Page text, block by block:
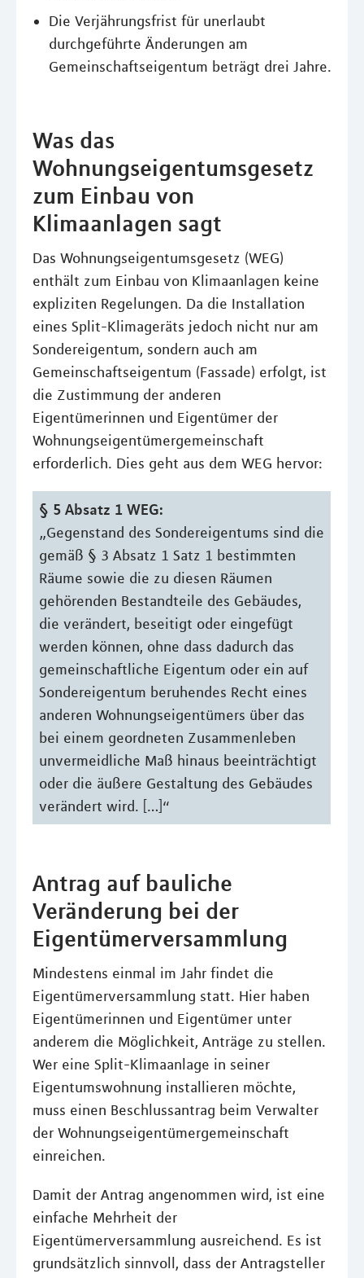
Die Verjährungsfrist für unerlaubt
durchgeführte Änderungen am
Gemeinschaftseigentum beträgt drei Jahre.
Was das
Wohnungseigentumsgesetz
zum Einbau von
Klimaanlagen sagt
Das Wohnungseigentumsgesetz (WEG)
enthält zum Einbau von Klimaanlagen keine
expliziten Regelungen. Da die Installation
eines Split-Klimageräts jedoch nicht nur am
Sondereigentum, sondern auch am
Gemeinschaftseigentum (Fassade) erfolgt, ist
die Zustimmung der anderen
Eigentümerinnen und Eigentümer der
Wohnungseigentümergemeinschaft
erforderlich. Dies geht aus dem WEG hervor:
§ 5 Absatz 1 WEG:
„Gegenstand des Sondereigentums sind die
gemäß § 3 Absatz 1 Satz 1 bestimmten
Räume sowie die zu diesen Räumen
gehörenden Bestandteile des Gebäudes,
die verändert, beseitigt oder eingefügt
werden können, ohne dass dadurch das
gemeinschaftliche Eigentum oder ein auf
Sondereigentum beruhendes Recht eines
anderen Wohnungseigentümers über das
bei einem geordneten Zusammenleben
unvermeidliche Maß hinaus beeinträchtigt
oder die äußere Gestaltung des Gebäudes
verändert wird. […]“
Antrag auf bauliche
Veränderung bei der
Eigentümerversammlung
Mindestens einmal im Jahr findet die
Eigentümerversammlung statt. Hier haben
Eigentümerinnen und Eigentümer unter
anderem die Möglichkeit, Anträge zu stellen.
Wer eine Split-Klimaanlage in seiner
Eigentumswohnung installieren möchte,
muss einen Beschlussantrag beim Verwalter
der Wohnungseigentümergemeinschaft
einreichen.
Damit der Antrag angenommen wird, ist eine
einfache Mehrheit der
Eigentümerversammlung ausreichend. Es ist
grundsätzlich sinnvoll, dass der Antragsteller